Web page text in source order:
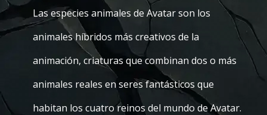
Las especies animales de Avatar son los
animales híbridos más creativos de la
animación, criaturas que combinan dos o más
animales reales en seres fantásticos que
habitan los cuatro reinos del mundo de Avatar.